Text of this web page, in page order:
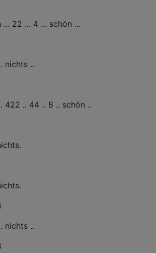
... 22 ... 4 ... schön ...
nichts ..
422 .. 44 .. 8 .. schön ..
nichts ..